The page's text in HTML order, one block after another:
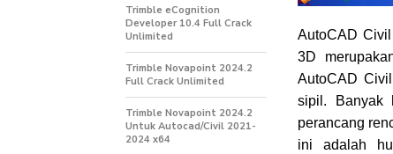
AutoCAD
3D
AutoCAD
sipil. Banyak
perancang
ini adalah
Trimble eCognition
Developer 10.4 Full Crack
Unlimited
Trimble Novapoint 2024.2
Full Crack Unlimited
Trimble Novapoint 2024.2
Untuk Autocad/Civil 2021-
2024 x64